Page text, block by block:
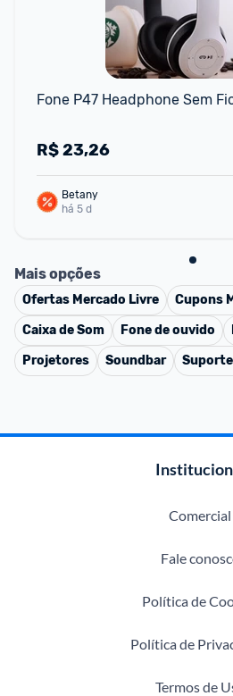
Fone P47 Headphone Sem
R$23,26
Betany
há 5 d
Mais opções
Ofertas Mercado Livre Cupons
Caixa de Som
Fone de ouvido
Projetores
Soundbar
Comercial
Fale
Política de
Política de
Termos de